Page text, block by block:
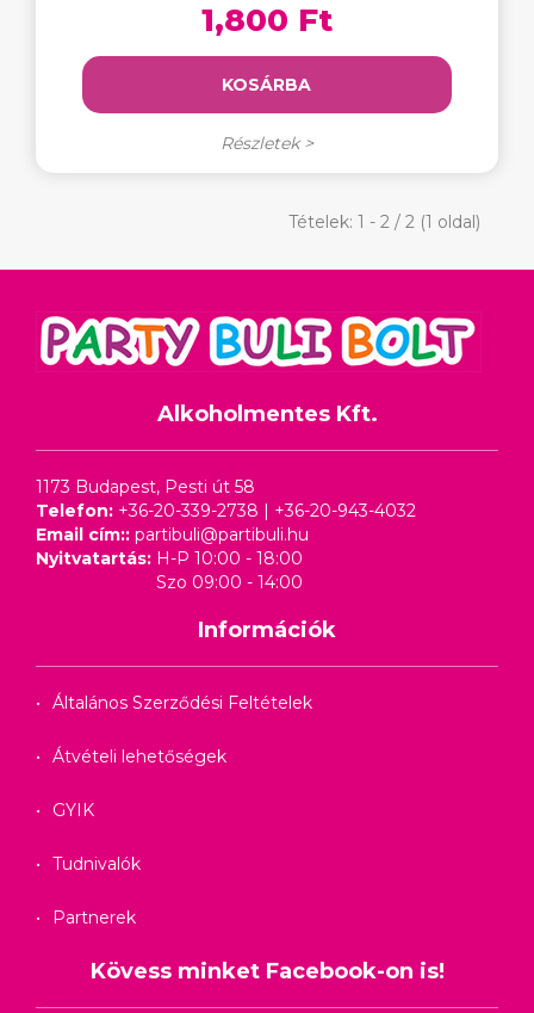
1,800 Ft
KOSÁRBA
Részletek >
Tételek: 1 - 2 / 2 (1 oldal)
Alkoholmentes Kft.
1173 Budapest, Pesti út 58
Telefon: +36-20-339-2738 | +36-20-943-4032
Email cím:: partibuli@partibuli.hu
Nyitvatartás: H-P 10:00 - 18:00
Szo 09:00 - 14:00
Információk
Általános Szerződési Feltételek
Átvételi lehetőségek
GYIK
Tudnivalók
Partnerek
Kövess minket Facebook-on is!